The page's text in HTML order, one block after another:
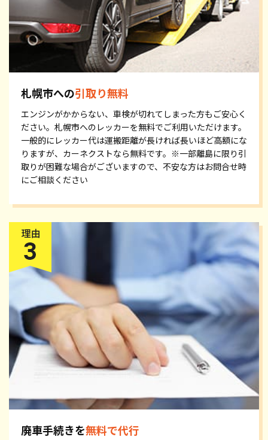
札幌市への引取り無料
エンジンがかからない、車検が切れてしまった方もご安心く
ださい。札幌市へのレッカーを無料でご利用いただけます。
一般的にレッカー代は運搬距離が長ければ長いほど高額にな
りますが、カーネクストなら無料です。※一部離島に限り引
取りが困難な場合がございますので、不安な方はお問合せ時
にご相談ください
廃車手続きを無料で代行